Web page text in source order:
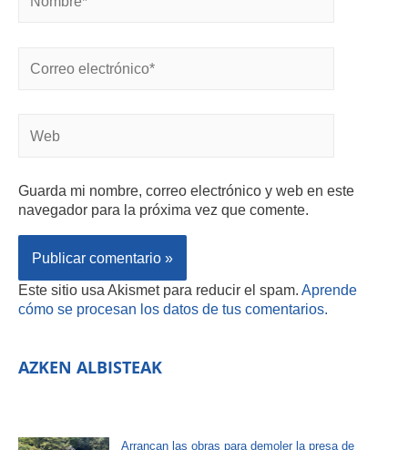
Guarda mi nombre, correo electrónico y web en este
navegador para la próxima vez que comente.
Este sitio usa Akismet para reducir el spam. Aprende
cómo se procesan los datos de tus comentarios.
AZKEN ALBISTEAK
Arrancan las obras para demoler la presa de